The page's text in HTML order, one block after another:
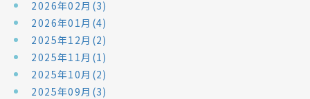
2026年02月(3)
2026年01月(4)
2025年12月(2)
2025年11月(1)
2025年10月(2)
2025年09月(3)